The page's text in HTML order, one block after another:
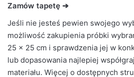
Zamów tapetę ➔
Jeśli nie jesteś pewien swojego
możliwość zakupienia próbki
25 × 25 cm i sprawdzenia jej w
lub dopasowania najlepiej
materiału. Więcej o dostępnych